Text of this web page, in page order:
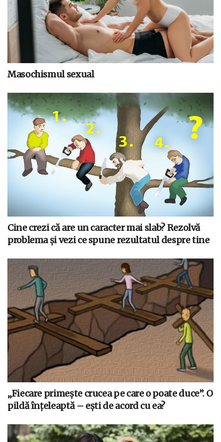
Masochismul sexual
Cine crezi că are un caracter mai slab? Rezolvă
problema și vezi ce spune rezultatul despre tine
„Fiecare primește crucea pe care o poate duce”. O
pildă înțeleaptă – ești de acord cu ea?